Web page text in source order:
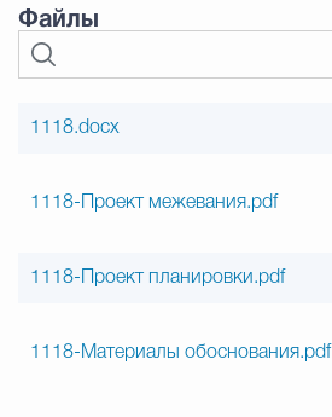
Файлы
1118.docx
1118-Проект межевания.pdf
1118-Проект планировки.pdf
1118-Материалы обоснования.pdf